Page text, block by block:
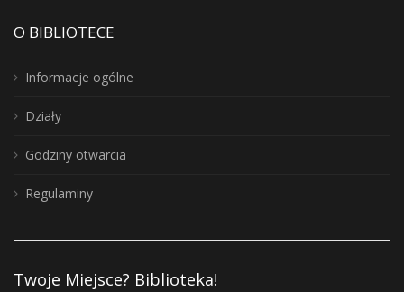
O BIBLIOTECE
Informacje ogólne
Działy
Godziny otwarcia
Regulaminy
Twoje Miejsce? Biblioteka!